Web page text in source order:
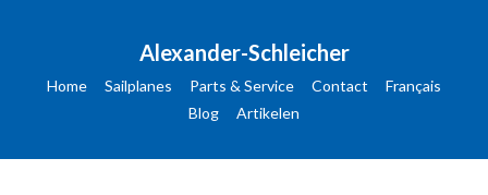
Alexander-Schleicher
Home Sailplanes Parts & Service Contact
Français
Blog
Artikelen